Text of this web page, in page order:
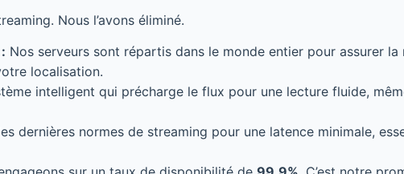
Nous l’avons éliminé.
Nos serveurs sont répartis dans le monde entier pour assurer la
localisation.
intelligent qui précharge le flux pour une lecture fluide,
dernières normes de streaming pour une latence minimale,